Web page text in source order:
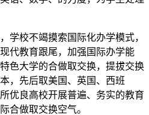
校不竭摸索国际化办学模式，
代教育跟尾，加强国际办学能
色大学的合做取交换，提拔交换
，先后取美国、英国、西班
优良高校开展普遍、务实的教育
合做取交换空气。